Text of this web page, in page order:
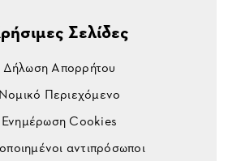
Σελίδες
Δήλωση Απορρήτου
Νομικό Περιεχόμενο
Ενημέρωση Cookies
αντιπρόσωποι